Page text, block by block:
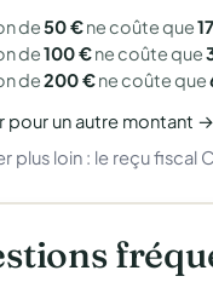
de50 €ne coûte que
de100 €ne coûte que
de200 €ne coûte que
pour un autre montant →
plus loin : le reçu fiscal